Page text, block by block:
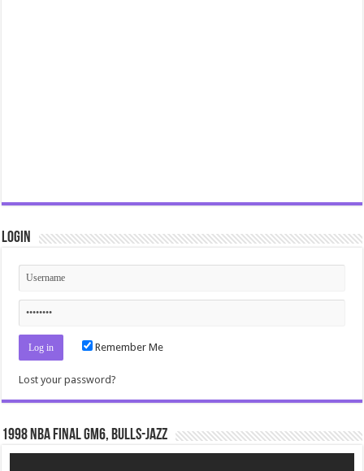
Login
Remember Me
Lost your password?
1998 NBA Final gm6, Bulls-Jazz